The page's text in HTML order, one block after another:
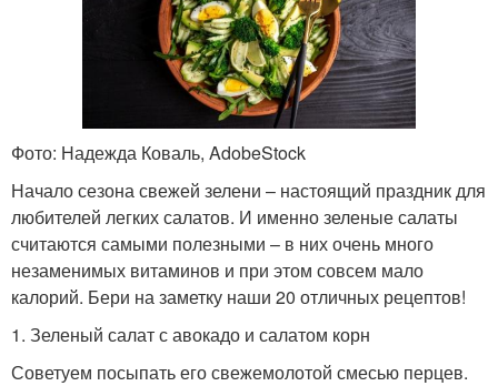
Фото: Надежда Коваль, AdobeStock
Начало сезона свежей зелени – настоящий праздник для
любителей легких салатов. И именно зеленые салаты
считаются самыми полезными – в них очень много
незаменимых витаминов и при этом совсем мало
калорий. Бери на заметку наши 20 отличных рецептов!
1. Зеленый салат с авокадо и салатом корн
Советуем посыпать его свежемолотой смесью перцев.